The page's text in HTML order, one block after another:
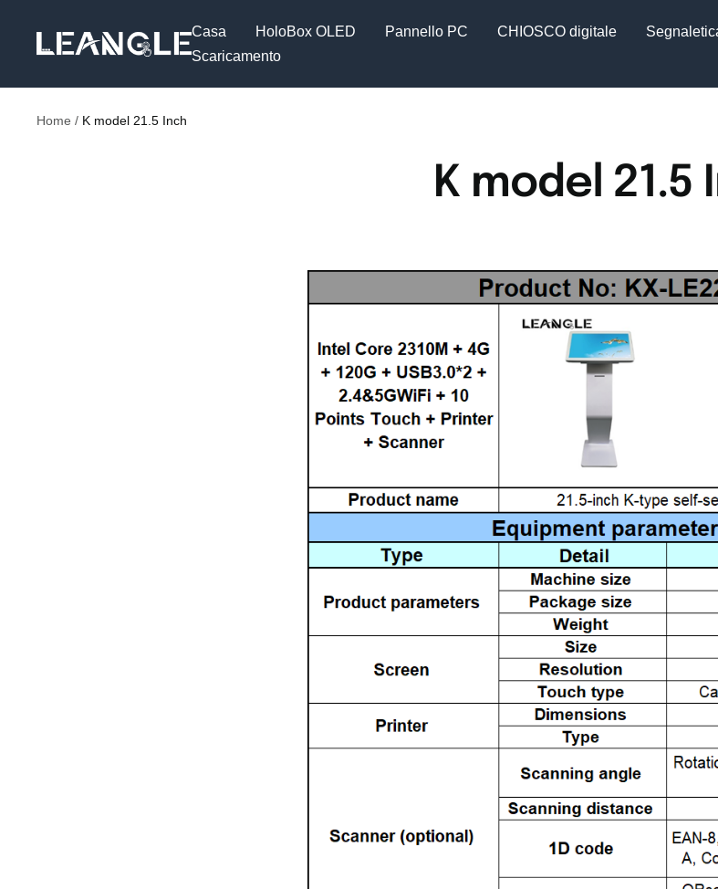
contenuto
Casa HoloBox OLED Pannello PC CHIOSCO digitale
Scaricamento
LGPC
Home K model 21.5 Inch
K model 21.5